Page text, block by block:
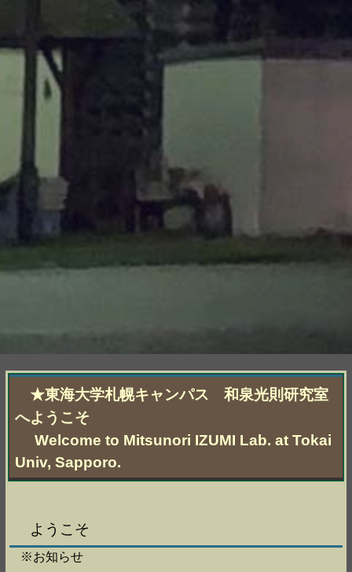
★東海大学札幌キャンパス 和泉光則研究室
へようこそ
Welcome to Mitsunori IZUMI Lab. at Tokai
Univ, Sapporo.
ようこそ
※お知らせ